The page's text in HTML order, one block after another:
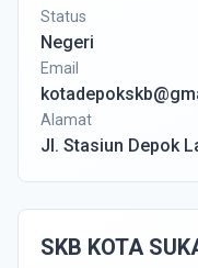
Status
Negeri
Email
Alamat
Jl. Stasiun Depok
SKB KOTA